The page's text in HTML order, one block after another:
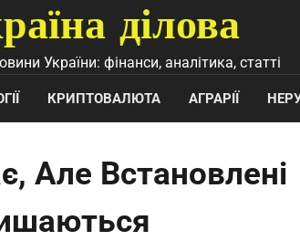
ділова
України: фінанси, аналітика, статті
КРИПТОВАЛЮТА АГРАРІЇ
Але Встановлені